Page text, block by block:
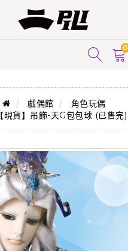
0
戲偶館
角色玩偶
【現貨】吊飾-天G包包球 (已售完)